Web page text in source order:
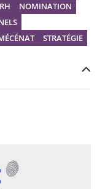
NOMINATION
STRATÉGIE